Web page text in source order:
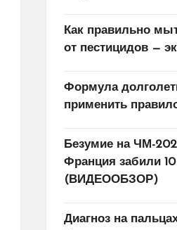
Как правильно
от пестицидов —
Формула
применить
Безумие на ЧМ-
Франция забили
(ВИДЕООБЗОР)
Диагноз на